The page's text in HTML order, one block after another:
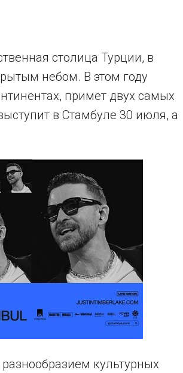
столица Турции, в
небом. В этом году
примет двух самых
в Стамбуле 30 июля, а
культурных